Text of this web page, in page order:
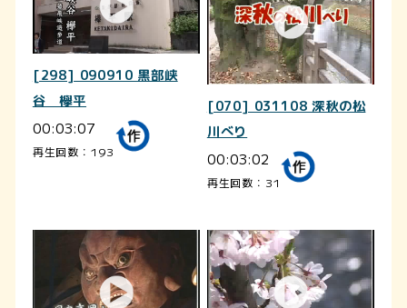
[298] 090910 黒部峡
谷 欅平
00:03:07
再生回数：193
[070] 031108 深秋の松
川べり
00:03:02
再生回数：31